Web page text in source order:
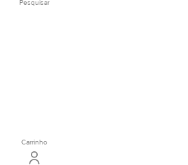
Pesquisar
Carrinho